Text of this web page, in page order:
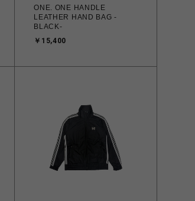
ONE. ONE HANDLE
LEATHER HAND BAG -
BLACK-
￥15,400